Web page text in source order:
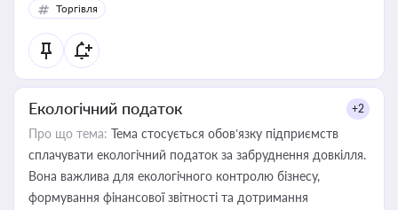
Торгівля
Екологічний податок +2
Про що тема: Тема стосується обов’язку підприємств
сплачувати екологічний податок за забруднення довкілля.
Вона важлива для екологічного контролю бізнесу,
формування фінансової звітності та дотримання